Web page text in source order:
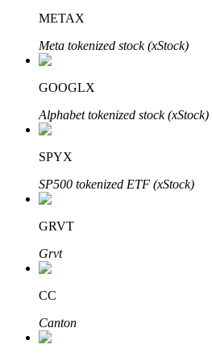
Узнайте о пассивном доходе
Bitrue
AI
Bitrue Партнеры
METAX
Meta tokenized stock (xStock)
GOOGLX
Alphabet tokenized stock (xStock)
SPYX
SP500 tokenized ETF (xStock)
GRVT
Grvt
CC
Canton